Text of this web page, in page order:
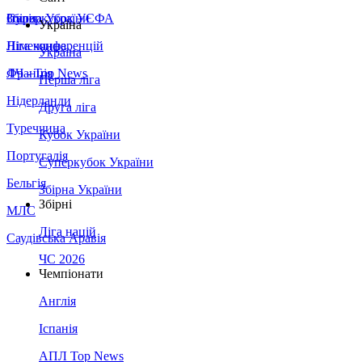
Збірна України
Італія
Німеччина
Франція
Нідерланди
Туреччина
Португалія
Бельгія
МЛС
Саудівська Аравія
Суперкубок УЄФА
Ліга конференцій
ЛЧ - Top News
Україна
Україна
Перша ліга
Друга ліга
Кубок України
Суперкубок України
Збірна України
Збірні
Ліга націй
ЧС 2026
Чемпіонати
Англія
Іспанія
АПЛ Top News